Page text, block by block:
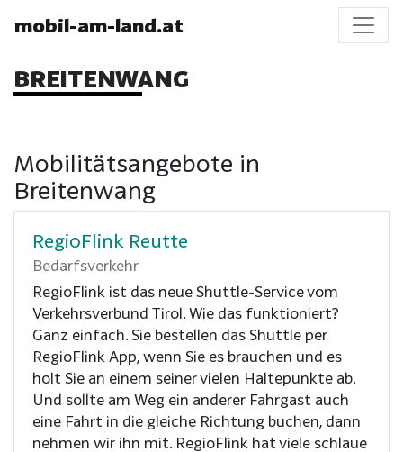
mobil-am-land.at
BREITENWANG
Mobilitätsangebote in
Breitenwang
RegioFlink Reutte
Bedarfsverkehr
RegioFlink ist das neue Shuttle-Service vom
Verkehrsverbund Tirol. Wie das funktioniert?
Ganz einfach. Sie bestellen das Shuttle per
RegioFlink App, wenn Sie es brauchen und es
holt Sie an einem seiner vielen Haltepunkte ab.
Und sollte am Weg ein anderer Fahrgast auch
eine Fahrt in die gleiche Richtung buchen, dann
nehmen wir ihn mit. RegioFlink hat viele schlaue